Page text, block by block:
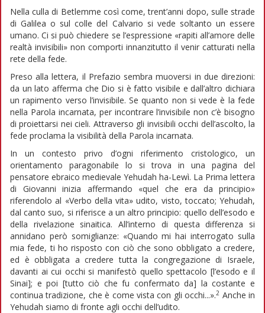
Nella culla di Betlemme così come, trent’anni dopo, sulle strade
di Galilea o sul colle del Calvario si vede soltanto un essere
umano. Ci si può chiedere se l’espressione «rapiti all’amore delle
realtà invisibili» non comporti innanzitutto il venir catturati nella
rete della fede.
Preso alla lettera, il Prefazio sembra muoversi in due direzioni:
da un lato afferma che Dio si è fatto visibile e dall’altro dichiara
un rapimento verso l’invisibile. Se quanto non si vede è la fede
nella Parola incarnata, per incontrare l’invisibile non c’è bisogno
di proiettarsi nei cieli. Attraverso gli invisibili occhi dell’ascolto, la
fede proclama la visibilità della Parola incarnata.
In un contesto privo d’ogni riferimento cristologico, un
orientamento paragonabile lo si trova in una pagina del
pensatore ebraico medievale Yehudah ha-Lewì. La Prima lettera
di Giovanni inizia affermando «quel che era da principio»
riferendolo al «Verbo della vita» udito, visto, toccato; Yehudah,
dal canto suo, si riferisce a un altro principio: quello dell’esodo e
della rivelazione sinaitica. All’interno di questa differenza si
annidano però somiglianze: «Quando mi hai interrogato sulla
mia fede, ti ho risposto con ciò che sono obbligato a credere,
ed è obbligata a credere tutta la congregazione di Israele,
davanti ai cui occhi si manifestò quello spettacolo [l’esodo e il
Sinai]; e poi [tutto ciò che fu confermato da] la costante e
continua tradizione, che è come vista con gli occhi...».2 Anche in
Yehudah siamo di fronte agli occhi dell’udito.